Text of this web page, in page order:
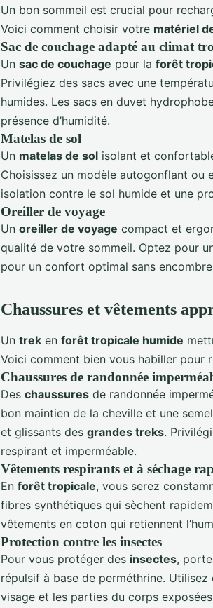
Un bon sommeil est crucial pour
Voici comment choisir votre matériel
Sac de couchage adapté au climat
Un sac de couchage pour la forêt
Privilégiez des sacs avec une
humides. Les sacs en duvet
présence d’humidité.
Matelas de sol
Un matelas de sol isolant et
Choisissez un modèle autogonflant ou
isolation contre le sol humide et une
Oreiller de voyage
Un oreiller de voyage compact et
qualité de votre sommeil. Optez pour
pour un confort optimal sans
Chaussures et vêtements
Un trek en forêt tropicale humide
Voici comment bien vous habiller pour
Chaussures de randonnée
Des chaussures de randonnée
bon maintien de la cheville et une
et glissants des grandes treks.
respirant et imperméable.
Vêtements respirants et à séchage
En forêt tropicale, vous serez
fibres synthétiques qui sèchent
vêtements en coton qui retiennent
Protection contre les insectes
Pour vous protéger des insectes,
répulsif à base de perméthrine.
visage et les parties du corps